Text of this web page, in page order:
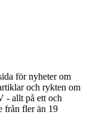
för nyheter om
och rykten om
- allt på ett och
från fler än 19